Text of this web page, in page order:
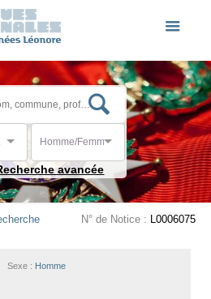
Homme/Femme
avancée
N° de Notice : L0006075
Sexe : Homme